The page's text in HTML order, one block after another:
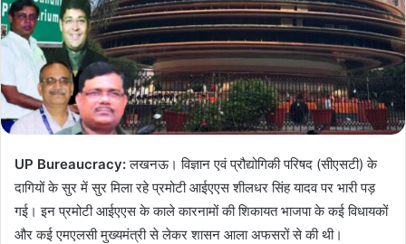
m
a
i
l
UP Bureaucracy:लखनऊ। विज्ञान एवं प्रौद्योगिकी परिषद (सीएसटी) के
दागियों के सुर में सुर मिला रहे प्रमोटी आईएएस शीलधर सिंह यादव पर भारी पड़
गई। इन प्रमोटी आईएएस के काले कारनामों की शिकायत भाजपा के कई विधायकों
और कई एमएलसी मुख्यमंत्री से लेकर शासन आला अफसरों से की थी।